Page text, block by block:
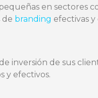
en sectores
de branding efectivas
inversión de sus
y efectivos.